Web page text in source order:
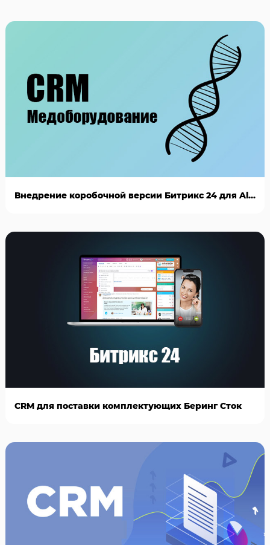
Внедрение коробочной версии Битрикс 24 для AlianBio
CRM для поставки комплектующих Беринг Сток